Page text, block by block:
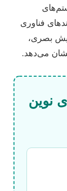
فناوری
بصری،
می‌دهد.
نوین